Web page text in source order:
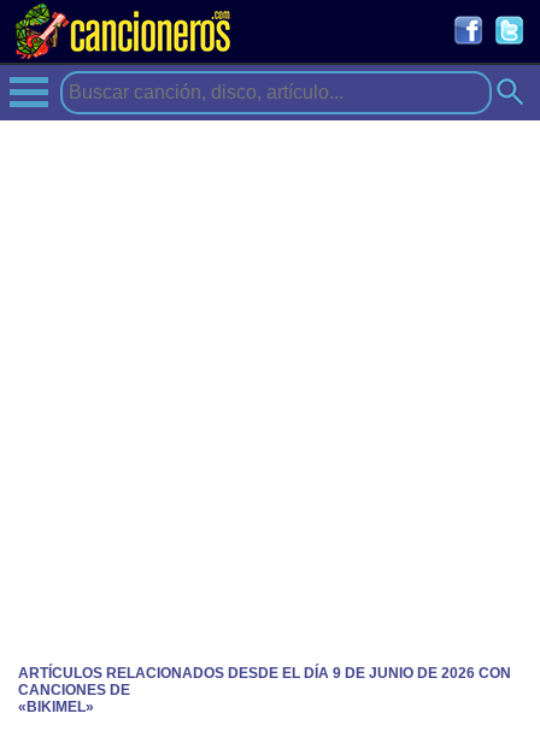
ARTÍCULOS RELACIONADOS DESDE EL DÍA 9 DE JUNIO DE 2026 CON
CANCIONES DE
«BIKIMEL»